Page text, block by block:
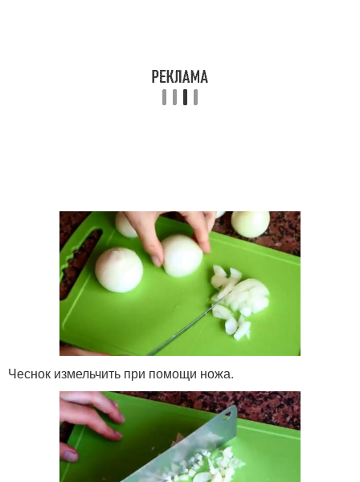
Чеснок измельчить при помощи ножа.